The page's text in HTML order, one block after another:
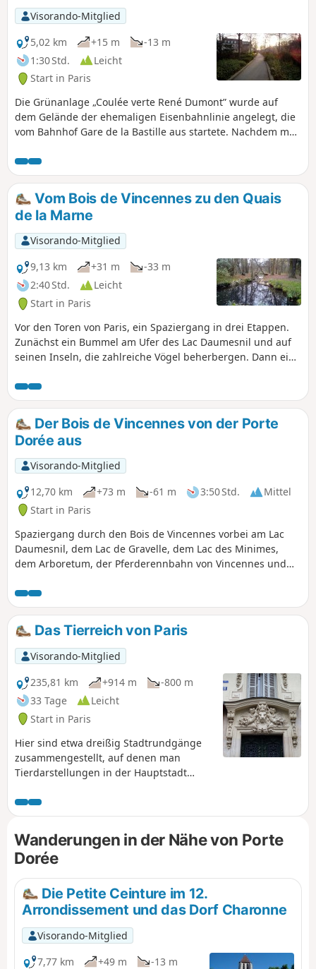
Visorando-Mitglied
5,02 km
+15 m
-13 m
1:30 Std.
Leicht
Start in Paris
Die Grünanlage „Coulée verte René Dumont” wurde auf
dem Gelände der ehemaligen Eisenbahnlinie angelegt, die
vom Bahnhof Gare de la Bastille aus startete. Nachdem man
Seine gefolgt ist, folgt man dieser Grünanlage in der Stadt,
zunächst auf einer Anhöhe, dann auf ebener Erde oder
unter kurzen Tunneln. Der Jardin de Reuilly, der Square
Charles Péguy und die Friche Ferroviaire an der Kreuzung
der ehemaligen Petite Ceinture-Linie tragen zum Charme
dieser Route bei.
Vom Bois de Vincennes zu den Quais
de la Marne
Visorando-Mitglied
9,13 km
+31 m
-33 m
2:40 Std.
Leicht
Start in Paris
Vor den Toren von Paris, ein Spaziergang in drei Etappen.
Zunächst ein Bummel am Ufer des Lac Daumesnil und auf
seinen Inseln, die zahlreiche Vögel beherbergen. Dann eine
de la Gravelle bis zur berühmten Pferderennbahn. Und
schließlich eine angenehme Wanderung auf dem
Treidelpfad der Marne.
Der Bois de Vincennes von der Porte
Dorée aus
Visorando-Mitglied
12,70 km
+73 m -61 m 3:50 Std.
Mittel
Start in Paris
Spaziergang durch den Bois de Vincennes vorbei am Lac
Daumesnil, dem Lac de Gravelle, dem Lac des Minimes,
dem Arboretum, der Pferderennbahn von Vincennes und
Teil der Pariser Region
Das Tierreich von Paris
Visorando-Mitglied
235,81 km
+914 m
-800 m
33 Tage
Leicht
Start in Paris
Hier sind etwa dreißig Stadtrundgänge
zusammengestellt, auf denen man
Tierdarstellungen in der Hauptstadt
Gebäudeverzierungen, Wandmalereien
usw.
Wanderungen in der Nähe von Porte
Dorée
Die Petite Ceinture im 12.
Arrondissement und das Dorf Charonne
Visorando-Mitglied
7,77 km
+49 m
-13 m